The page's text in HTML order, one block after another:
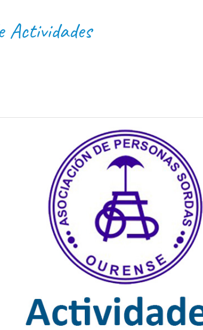
Actividades